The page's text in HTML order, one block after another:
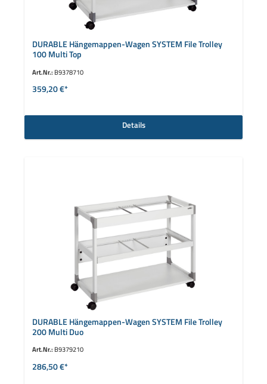
DURABLE Hängemappen-Wagen SYSTEM File Trolley
100 Multi Top
Art.Nr.: B9378710
359,20 €*
Details
DURABLE Hängemappen-Wagen SYSTEM File Trolley
200 Multi Duo
Art.Nr.: B9379210
286,50 €*